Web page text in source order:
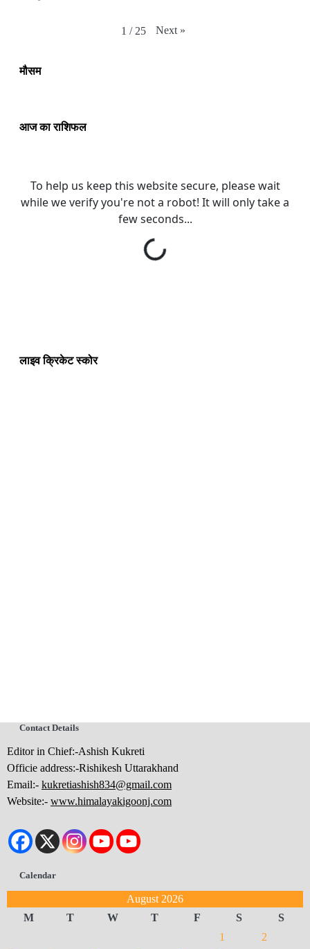
1 / 25 Next »
मौसम
आज का राशिफल
लाइव क्रिकेट स्कोर
Contact Details
Editor in Chief:-Ashish Kukreti
Officie address:-Rishikesh Uttarakhand
Email:- kukretiashish834@gmail.com
Website:- www.himalayakigoonj.com
Calendar
August 2026
M
T W T F S
S
1
2